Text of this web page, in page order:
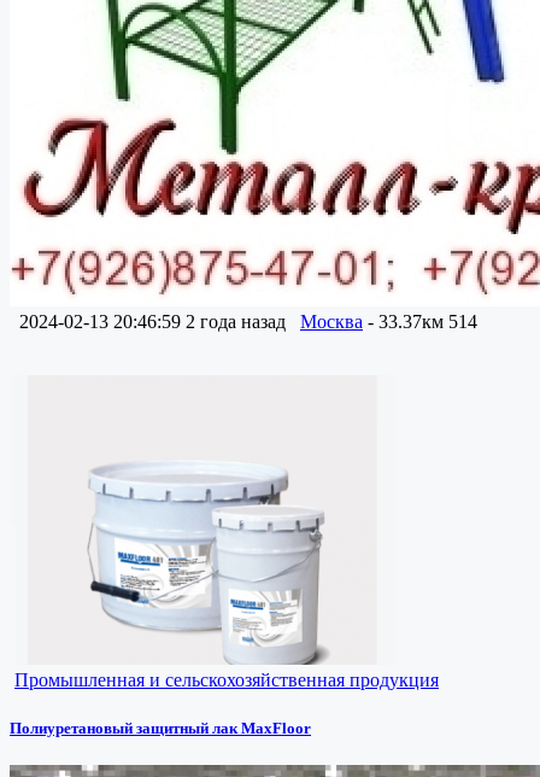
2024-02-13 20:46:59 2 года назад Москва - 33.37км 514
Промышленная и сельскохозяйственная продукция
Полиуретановый защитный лак MaxFloor